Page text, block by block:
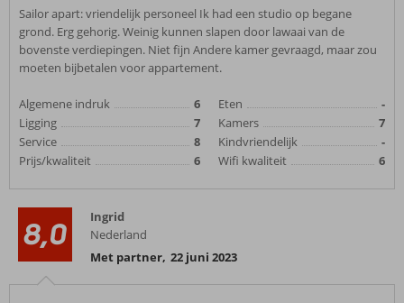
Sailor apart: vriendelijk personeel Ik had een studio op begane
grond. Erg gehorig. Weinig kunnen slapen door lawaai van de
bovenste verdiepingen. Niet fijn Andere kamer gevraagd, maar zou
moeten bijbetalen voor appartement.
Algemene indruk
6
Ligging
7
Service
8
Prijs/kwaliteit
6
Eten
-
Kamers
7
Kindvriendelijk
-
Wifi kwaliteit
6
8,0
Ingrid
Nederland
Met partner, 22 juni 2023